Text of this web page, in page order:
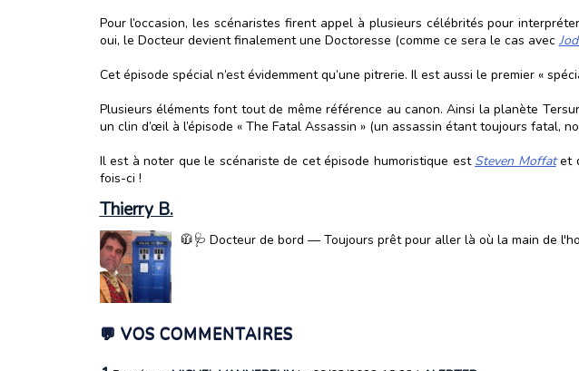
Pour l’occasion, les scénaristes firent appel à plusieurs célébrités pour
oui, le Docteur devient finalement une Doctoresse (comme ce sera le cas avec
Cet épisode spécial n’est évidemment qu’une pitrerie. Il est aussi le premier «
Plusieurs éléments font tout de même référence au canon. Ainsi la planète
un clin d’œil à l’épisode « The Fatal Assassin » (un assassin étant toujours fatal,
Il est à noter que le scénariste de cet épisode humoristique est Steven Moffatet
fois-ci !
Thierry B.
🧥🩺 Docteur de bord — Toujours prêt pour aller là où la main de
💬 VOS COMMENTAIRES